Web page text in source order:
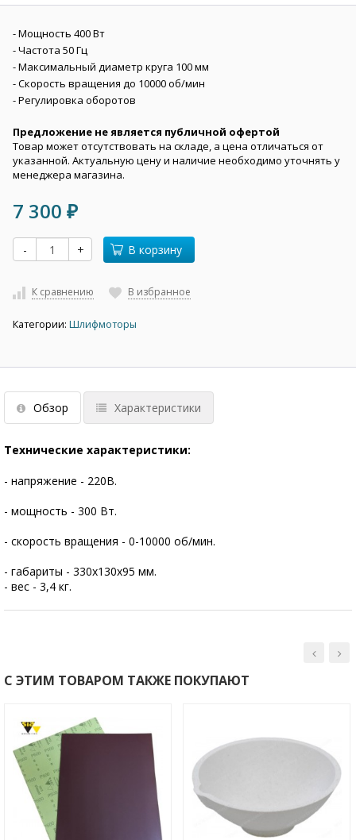
- Мощность 400 Вт
- Частота 50 Гц
- Максимальный диаметр круга 100 мм
- Скорость вращения до 10000 об/мин
- Регулировка оборотов
Предложение не является публичной офертой
Товар может отсутствовать на складе, а цена отличаться от
указанной. Актуальную цену и наличие необходимо уточнять у
менеджера магазина.
7 300 ₽
- + В корзину
К сравнению В избранное
Категории: Шлифмоторы
Обзор Характеристики
Технические характеристики:
- напряжение - 220В.
- мощность - 300 Вт.
- скорость вращения - 0-10000 об/мин.
- габариты - 330х130х95 мм.
- вес - 3,4 кг.
С ЭТИМ ТОВАРОМ ТАКЖЕ ПОКУПАЮТ